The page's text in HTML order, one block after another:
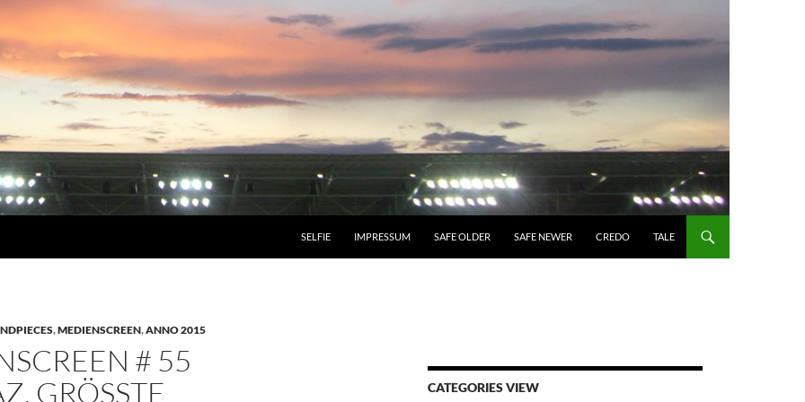
SELFIE IMPRESSUM SAFE OLDER SAFE NEWER CREDO TALE
,MEDIENSCREEN,ANNO 2015
# 55
GRÖSSTE F
CATEGORIES VIEW